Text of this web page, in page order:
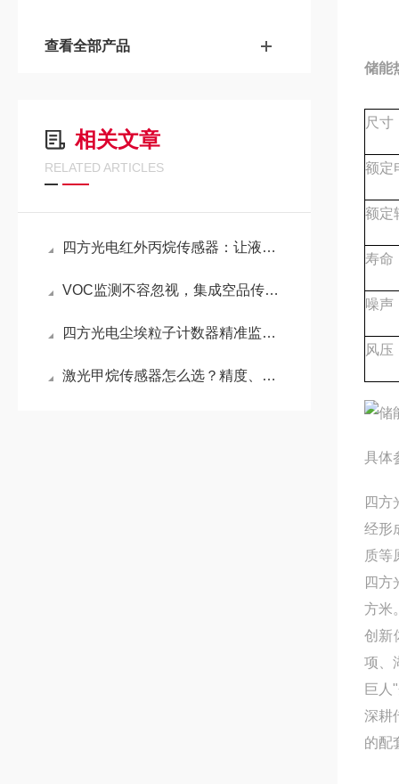
查看全部产品
相关文章
RELATED ARTICLES
四方光电红外丙烷传感器：让液化石油气使用更安全
VOC监测不容忽视，集成空品传感器AM1003为净化器减负
四方光电尘埃粒子计数器精准监测微粒污染，助力显示面板制程良率提升
激光甲烷传感器怎么选？精度、寿命、稳定性一个都不能少
储能
尺寸
额定
额定
寿命
噪声
风压
具体
四方
经形
质等
四方
方米
创新
项、
巨人
深耕
的配